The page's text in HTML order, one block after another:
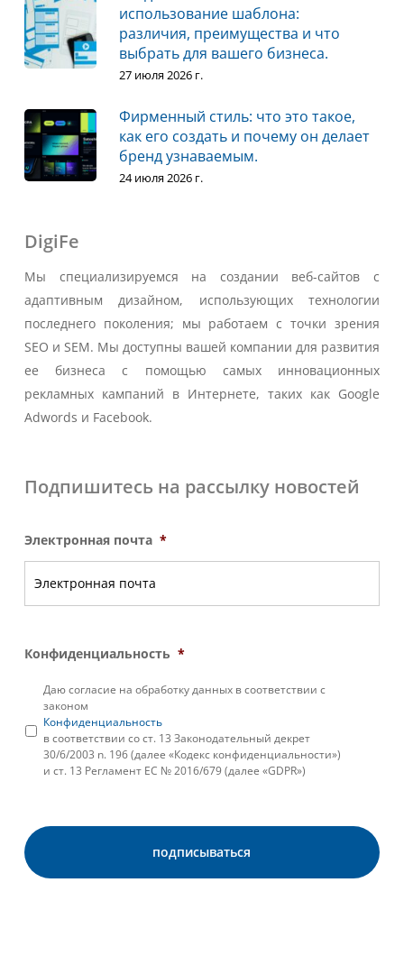
использование шаблона:
различия, преимущества и что
выбрать для вашего бизнеса.
27 июля 2026 г.
Фирменный стиль: что это такое,
как его создать и почему он делает
бренд узнаваемым.
24 июля 2026 г.
DigiFe
Мы специализируемся на создании веб-сайтов с
адаптивным дизайном, использующих технологии
последнего поколения; мы работаем с точки зрения
SEO и SEM. Мы доступны вашей компании для развития
ее бизнеса с помощью самых инновационных
рекламных кампаний в Интернете, таких как Google
Adwords и Facebook.
Подпишитесь на рассылку новостей
Электронная почта *
Конфиденциальность *
Даю согласие на обработку данных в соответствии с
законом
Конфиденциальность
в соответствии со ст. 13 Законодательный декрет
30/6/2003 n. 196 (далее «Кодекс конфиденциальности»)
и ст. 13 Регламент ЕС № 2016/679 (далее «GDPR»)